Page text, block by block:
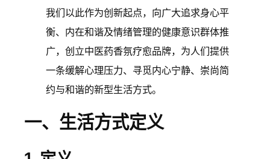
我们以此作为创新起点，向广大追求身心平
衡、内在和谐及情绪管理的健康意识群体推
广，创立中医药香氛疗愈品牌，为人们提供
一条缓解心理压力、寻觅内心宁静、崇尚简
约与和谐的新型生活方式。
一、生活方式定义